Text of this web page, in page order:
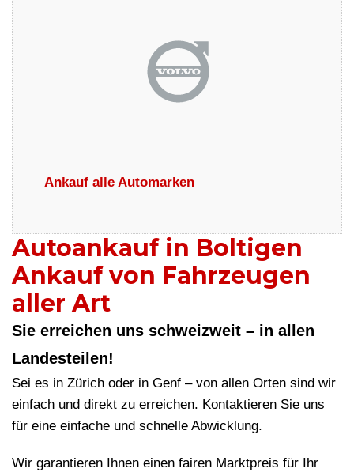
Ankauf alle Automarken
Autoankauf in Boltigen
Ankauf von Fahrzeugen
aller Art
Sie erreichen uns schweizweit – in allen
Landesteilen!
Sei es in Zürich oder in Genf – von allen Orten sind wir
einfach und direkt zu erreichen. Kontaktieren Sie uns
für eine einfache und schnelle Abwicklung.
Wir garantieren Ihnen einen fairen Marktpreis für Ihr